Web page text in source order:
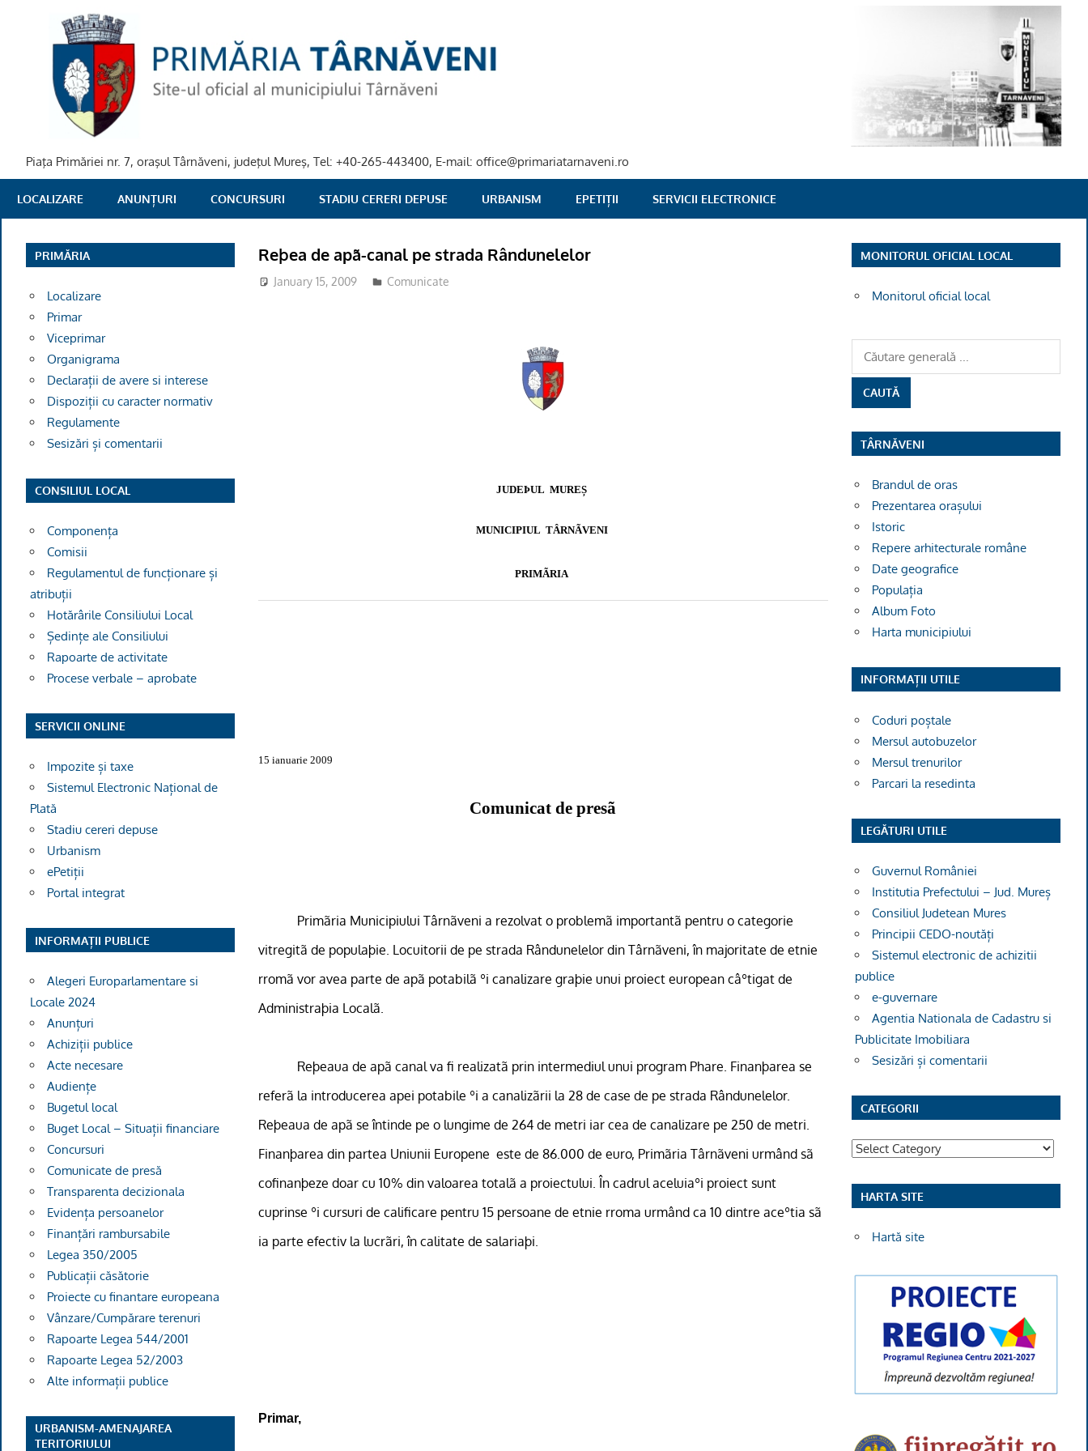
PRIMARIA
TARNAVENI
Piaţa Primăriei nr. 7, oraşul Târnăveni, judeţul Mureş, Tel: +40-265-443400, E-mail: office@primariatarnaveni.ro
LOCALIZARE ANUNȚURI CONCURSURI STADIU CERERI DEPUSE URBANISM EPETIȚII SERVICII ELECTRONICE
Reþea de apã-canal pe strada Rândunelelor
January 15, 2009 Comunicate
JUDEÞUL MUREȘ
MUNICIPIUL TÂRNÃVENI
PRIMÃRIA
15 ianuarie 2009
Comunicat de presã
Primãria Municipiului Târnãveni a rezolvat o problemã importantã pentru o categorie
vitregitã de populaþie. Locuitorii de pe strada Rândunelelor din Târnãveni, în majoritate de etnie
rromã vor avea parte de apã potabilã ºi canalizare graþie unui proiect european câºtigat de
Administraþia Localã.
Reþeaua de apã canal va fi realizatã prin intermediul unui program Phare. Finanþarea se
referã la introducerea apei potabile ºi a canalizãrii la 28 de case de pe strada Rândunelelor.
Reþeaua de apã se întinde pe o lungime de 264 de metri iar cea de canalizare pe 250 de metri.
Finanþarea din partea Uniunii Europene este de 86.000 de euro, Primãria Târnãveni urmând sã
cofinanþeze doar cu 10% din valoarea totalã a proiectului. În cadrul aceluiaºi proiect sunt
cuprinse ºi cursuri de calificare pentru 15 persoane de etnie rroma urmând ca 10 dintre aceºtia sã
ia parte efectiv la lucrãri, în calitate de salariaþi.
Primar,
PRIMĂRIA
Localizare
Primar
Viceprimar
Organigrama
Declarații de avere si interese
Dispoziții cu caracter normativ
Regulamente
Sesizări și comentarii
CONSILIUL LOCAL
Componența
Comisii
Regulamentul de funcționare și
atribuții
Hotărârile Consiliului Local
Ședințe ale Consiliului
Rapoarte de activitate
Procese verbale – aprobate
SERVICII ONLINE
Impozite și taxe
Sistemul Electronic Național de
Plată
Stadiu cereri depuse
Urbanism
ePetiții
Portal integrat
INFORMAȚII PUBLICE
Alegeri Europarlamentare si
Locale 2024
Anunțuri
Achiziții publice
Acte necesare
Audiențe
Bugetul local
Buget Local – Situații financiare
Concursuri
Comunicate de presă
Transparenta decizionala
Evidența persoanelor
Finanțări rambursabile
Legea 350/2005
Publicații căsătorie
Proiecte cu finantare europeana
Vânzare/Cumpărare terenuri
Rapoarte Legea 544/2001
Rapoarte Legea 52/2003
Alte informații publice
URBANISM-AMENAJAREA
TERITORIULUI
MONITORUL OFICIAL LOCAL
Monitorul oficial local
TÂRNĂVENI
Brandul de oras
Prezentarea orașului
Istoric
Repere arhitecturale române
Date geografice
Populația
Album Foto
Harta municipiului
INFORMAȚII UTILE
Coduri poștale
Mersul autobuzelor
Mersul trenurilor
Parcari la resedinta
LEGĂTURI UTILE
Guvernul României
Institutia Prefectului – Jud. Mureș
Consiliul Judetean Mures
Principii CEDO-noutăți
Sistemul electronic de achizitii
publice
e-guvernare
Agentia Nationala de Cadastru si
Publicitate Imobiliara
Sesizări și comentarii
CATEGORII
Categorii
HARTA SITE
Hartă site